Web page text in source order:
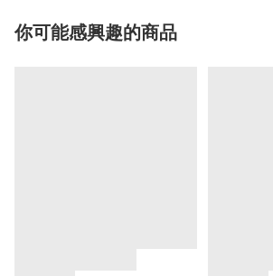
你可能感興趣的商品